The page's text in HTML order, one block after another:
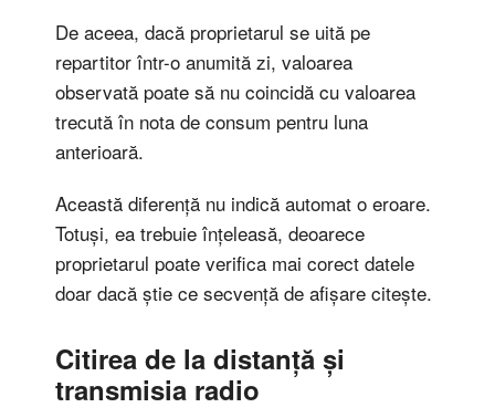
De aceea, dacă proprietarul se uită pe
repartitor într-o anumită zi, valoarea
observată poate să nu coincidă cu valoarea
trecută în nota de consum pentru luna
anterioară.
Această diferență nu indică automat o eroare.
Totuși, ea trebuie înțeleasă, deoarece
proprietarul poate verifica mai corect datele
doar dacă știe ce secvență de afișare citește.
Citirea de la distanță și
transmisia radio